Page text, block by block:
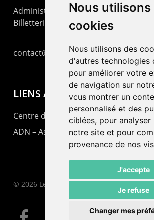
Nous utilisons
cookies
Nous utilisons des
d'autres technologies
pour améliorer votre
de navigation sur
vous montrer un
personnalisé et des
ciblées, pour
notre site et pour
provenance de nos
J'accepte
Je refuse
Changer mes
Administration : +41 32 725 03 03
Billetterie : +41 32 725 05 05
contact@lepommier.ch
LIENS AMIS
Centre de culture ABC
ADN – Association Danse Neuchâtel
© 2026 Le Pommier.
facebook email